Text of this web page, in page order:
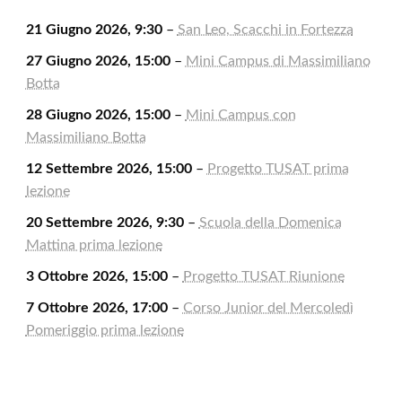
21 Giugno 2026, 9:30– San Leo, Scacchi in Fortezza
27 Giugno 2026, 15:00– Mini Campus di Massimiliano
Botta
28 Giugno 2026, 15:00– Mini Campus con
Massimiliano Botta
12 Settembre 2026, 15:00– Progetto TUSAT prima
lezione
20 Settembre 2026, 9:30– Scuola della Domenica
Mattina prima lezione
3 Ottobre 2026, 15:00– Progetto TUSAT Riunione
7 Ottobre 2026, 17:00– Corso Junior del Mercoledì
Pomeriggio prima lezione